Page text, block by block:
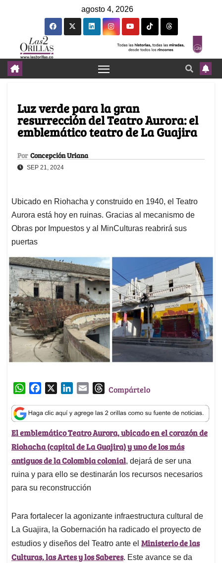
agosto 4, 2026
Luz verde para la gran
resurrección del Teatro Aurora: el
emblemático teatro de La Guajira
Por Concepción Uriana
SEP 21, 2024
Ubicado en Riohacha y construido en 1940, el Teatro
Aurora está hoy en ruinas. Gracias al mecanismo de
Obras por Impuestos y al MinCulturas reabrirá sus
puertas
W
a
t
s
A
p
p
c
e
b
o
o
k
n
k
e
d
I
n
a
i
l
T
r
e
a
d
s
Compártelo
El emblemático Teatro Aurora, ubicado en el corazón de
Riohacha (capital de La Guajira) y uno de los más
antiguos de la Colombia colonial, dejará de ser una
ruina y para ello se destinarán los recursos necesarios
para su reconstrucción
Para fortalecer la agonizante infraestructura cultural de
La Guajira, la Gobernación ha radicado el proyecto de
estudios y diseños del Teatro ante el Ministerio de las
Culturas, las Artes y los Saberes. Este avance se da